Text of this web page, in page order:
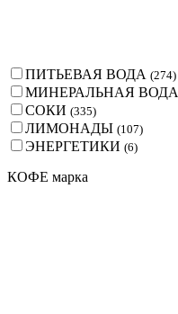
ПИТЬЕВАЯ ВОДА (274)
МИНЕРАЛЬНАЯ ВОДА
СОКИ (335)
ЛИМОНАДЫ (107)
ЭНЕРГЕТИКИ (6)
КОФЕ марка